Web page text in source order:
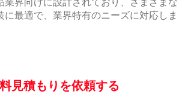
に最適で、業界特有のニーズに対応しま
見積もりを依頼する